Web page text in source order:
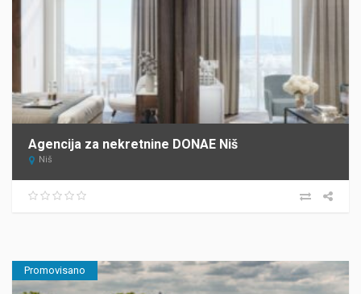
Agencija za nekretnine DONAE Niš
Niš
Promovisano